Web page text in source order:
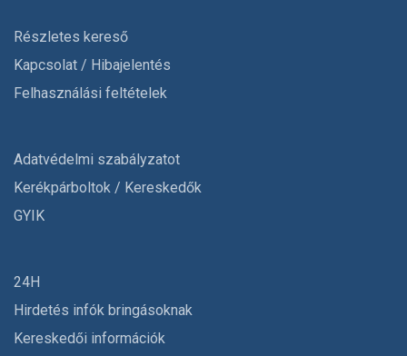
Részletes kereső
Kapcsolat / Hibajelentés
Felhasználási feltételek
Adatvédelmi szabályzatot
Kerékpárboltok / Kereskedők
GYIK
24H
Hirdetés infók bringásoknak
Kereskedői információk